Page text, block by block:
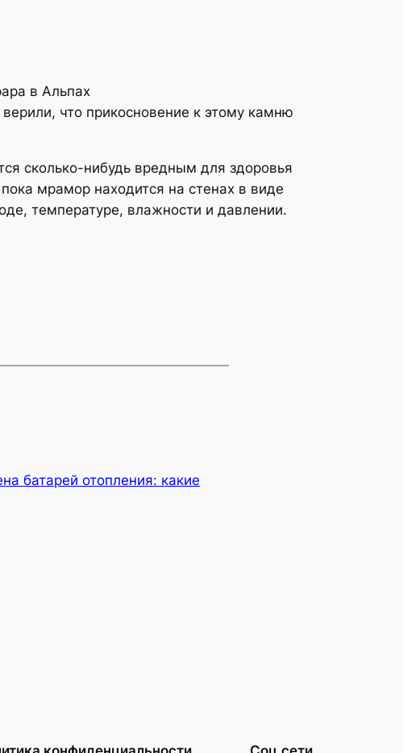
в Альпах
что прикосновение к этому камню
сколько-нибудь вредным для здоровья
мрамор находится на стенах в виде
температуре, влажности и давлении.
батарей отопления: какие